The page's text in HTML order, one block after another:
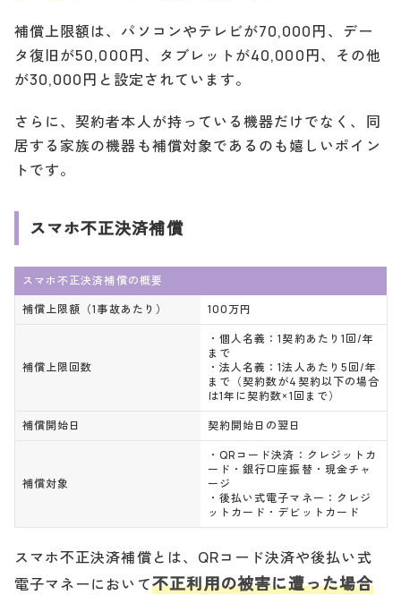
補償上限額は、パソコンやテレビが70,000円、デー
タ復旧が50,000円、タブレットが40,000円、その他
が30,000円と設定されています。
さらに、契約者本人が持っている機器だけでなく、同
居する家族の機器も補償対象であるのも嬉しいポイン
トです。
スマホ不正決済補償
スマホ不正決済補償の概要
補償上限額（1事故あたり）
100万円
補償上限回数
・個人名義：1契約あたり1回/年
まで
・法人名義：1法人あたり5回/年
まで（契約数が4契約以下の場合
は1年に契約数×1回まで）
補償開始日
契約開始日の翌日
補償対象
・QRコード決済：クレジットカ
ード・銀行口座振替・現金チャ
ージ
・後払い式電子マネー：クレジ
ットカード・デビットカード
スマホ不正決済補償とは、QRコード決済や後払い式
電子マネーにおいて不正利用の被害に遭った場合